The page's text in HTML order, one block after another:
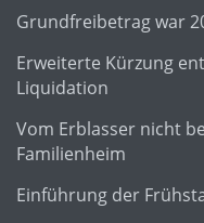
Grundfreibetrag war
Erweiterte Kürzung
Liquidation
Vom Erblasser nicht
Familienheim
Einführung der